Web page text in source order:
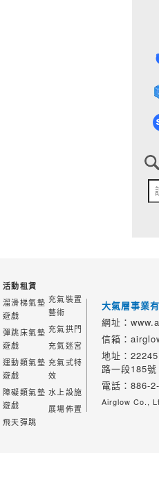
活動租賃
溜滑梯氣墊
遊戲
彈跳床氣墊
遊戲
運動類氣墊
遊戲
障礙類氣墊
遊戲
飛天彈跳
充氣裝置
藝術
充氣拱門
充氣迷宮
充氣式特
效
水上設施
展場佈置
大氣層事業
網址：
信箱：
地址：
路一段185號
電話：886-
Airglow Co.,